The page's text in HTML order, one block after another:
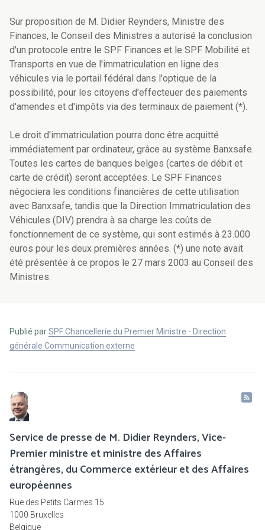
Sur proposition de M. Didier Reynders, Ministre des
Finances, le Conseil des Ministres a autorisé la conclusion
d'un protocole entre le SPF Finances et le SPF Mobilité et
Transports en vue de l'immatriculation en ligne des
véhicules via le portail fédéral dans l'optique de la
possibilité, pour les citoyens d'effecteuer des paiements
d'amendes et d'impôts via des terminaux de paiement (*).
Le droit d'immatriculation pourra donc être acquitté
immédiatement par ordinateur, grâce au système Banxsafe.
Toutes les cartes de banques belges (cartes de débit et
carte de crédit) seront acceptées. Le SPF Finances
négociera les conditions financières de cette utilisation
avec Banxsafe, tandis que la Direction Immatriculation des
Véhicules (DIV) prendra à sa charge les coûts de
fonctionnement de ce système, qui sont estimés à 23.000
euros pour les deux premières années. (*) une note avait
été présentée à ce propos le 27 mars 2003 au Conseil des
Ministres.
Publié parSPF Chancellerie du Premier Ministre - Direction
générale Communication externe
Service de presse de M. Didier Reynders, Vice-
Premier ministre et ministre des Affaires
étrangères, du Commerce extérieur et des Affaires
européennes
Rue des Petits Carmes 15
1000 Bruxelles
Belgique